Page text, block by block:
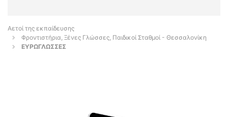
Αετοί της εκπαίδευσης
Φροντιστήρια, Ξένες Γλώσσες, Παιδικοί Σταθμοί - Θεσσαλονίκη
ΕΥΡΩΓΛΩΣΣΕΣ